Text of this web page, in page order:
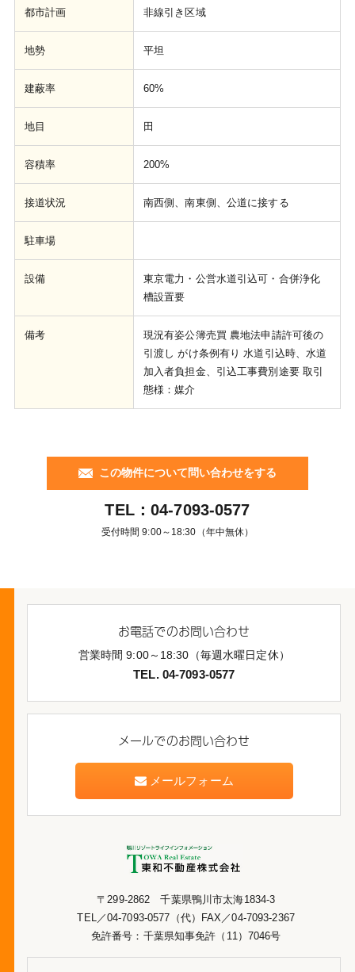
都市計画 非線引き区域
地勢 平坦
建蔽率 60%
地目 田
容積率 200%
接道状況 南西側、南東側、公道に接する
駐車場
設備
東京電力・公営水道引込可・合併浄化
槽設置要
備考
現況有姿公簿売買 農地法申請許可後の
引渡し がけ条例有り 水道引込時、水道
加入者負担金、引込工事費別途要 取引
態様：媒介
この物件について問い合わせをする
TEL： 04-7093-0577
受付時間 9:00～18:30（年中無休）
お電話でのお問い合わせ
営業時間 9:00～18:30（毎週水曜日定休）
TEL. 04-7093-0577
メールでのお問い合わせ
メールフォーム
〒299-2862 千葉県鴨川市太海1834-3
TEL／04-7093-0577（代）FAX／04-7093-2367
免許番号：千葉県知事免許（11）7046号